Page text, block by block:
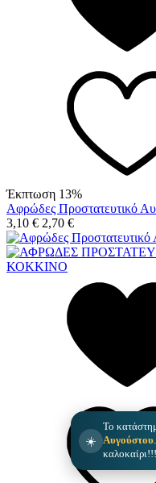
☀️
Το
Αυγούστου
καλοκαίρι!!!
Έκπτωση 13%
Αφρώδες Προστατευτικό
3,10 € 2,70 €